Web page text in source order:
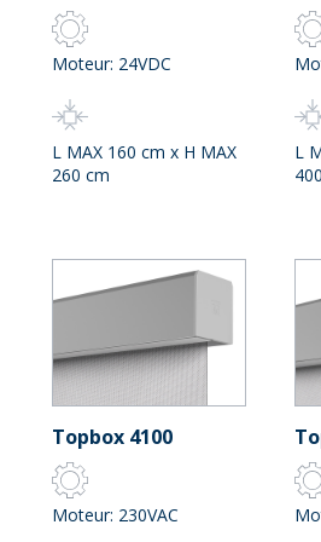
Moteur: 24VDC
L MAX 160 cm x H MAX
260 cm
L
Topbox 4100
Moteur: 230VAC